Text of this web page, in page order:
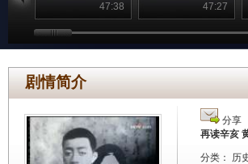
47:38 47:27
剧情简介
分享
再读辛亥
分类： 历